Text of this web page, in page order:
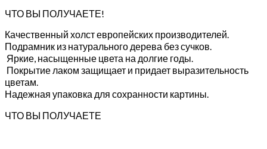
ЧТО ВЫ ПОЛУЧАЕТЕ!
Качественный холст европейских производителей.
Подрамник из натурального дерева без сучков.
Яркие, насыщенные цвета на долгие годы.
Покрытие лаком защищает и придает выразительность
цветам.
Надежная упаковка для сохранности картины.
ЧТО ВЫ ПОЛУЧАЕТЕ